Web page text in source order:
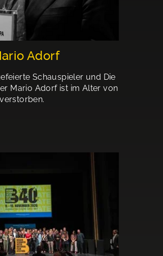
Adorf
Schauspieler und Die
Mario Adorf ist im Alter von